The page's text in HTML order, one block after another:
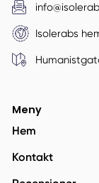
Isolerabs
Meny
Hem
Kontakt